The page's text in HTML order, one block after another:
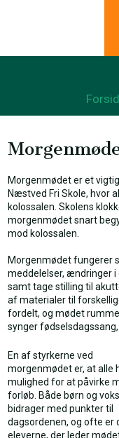
Morgenmødet er et
Næstved Fri Skole, hvor
kolossalen. Skolens
morgenmødet snart
mod kolossalen.
Morgenmødet fungerer
meddelelser, ændringer
samt tage stilling til
af materialer til
fordelt, og mødet
synger
En af styrkerne ved
morgenmødet er, at alle
mulighed for at påvirke
forløb. Både børn og
bidrager med punkter til
dagsordenen, og ofte er
eleverne, der leder